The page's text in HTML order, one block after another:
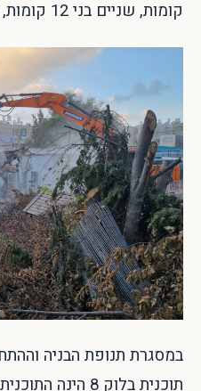
קומות, שניים בני 12 קומות, וכמו כן מבנה לצרכי ציבור.
במסגרת תנופת הבניה
תוכנית בלוק 8